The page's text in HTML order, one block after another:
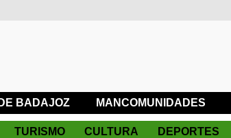
BADAJOZ MANCOMUNIDADES
TURISMO CULTURA DEPORTES